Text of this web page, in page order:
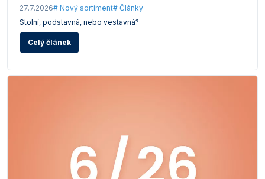
27.7.2026# Nový sortiment# Články
Stolní, podstavná, nebo vestavná?
Celý článek